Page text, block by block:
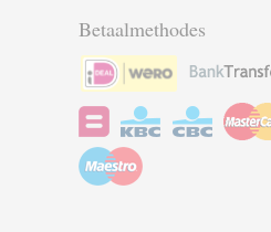
Betaalmethodes